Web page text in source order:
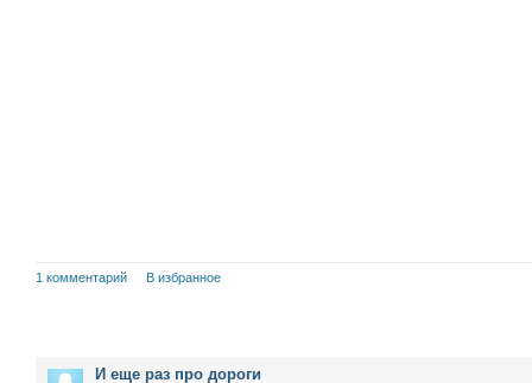
1 комментарий В избранное
И еще раз про дороги